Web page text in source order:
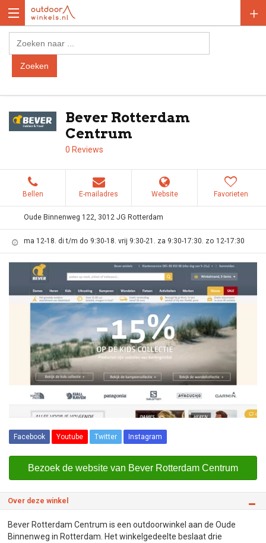
Bever Rotterdam
Centrum
0 Reviews
Bellen E-mailadres Website Favorieten
Oude Binnenweg 122, 3012 JG Rotterdam
ma 12-18. di t/m do 9:30-18. vrij 9:30-21. za 9:30-17:30. zo 12-17:30
Facebook Youtube Twitter Instagram
Bezoek de website van Bever Rotterdam Centrum
Over deze winkel
Bever Rotterdam Centrum is een outdoorwinkel aan de Oude
Binnenweg in Rotterdam. Het winkelgedeelte beslaat drie